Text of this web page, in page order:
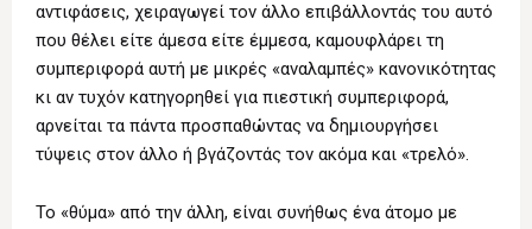
αντιφάσεις, χειραγωγεί τον άλλο επιβάλλοντάς του αυτό
που θέλει είτε άμεσα είτε έμμεσα, καμουφλάρει τη
συμπεριφορά αυτή με μικρές «αναλαμπές» κανονικότητας
κι αν τυχόν κατηγορηθεί για πιεστική συμπεριφορά,
αρνείται τα πάντα προσπαθώντας να δημιουργήσει
τύψεις στον άλλο ή βγάζοντάς τον ακόμα και «τρελό».
Το «θύμα» από την άλλη, είναι συνήθως ένα άτομο με